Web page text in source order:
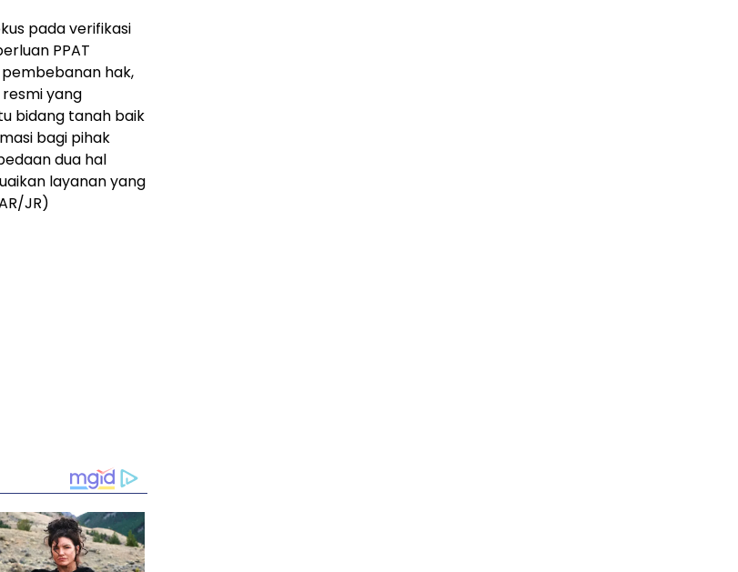
pada verifikasi
PPAT
hak,
yang
bidang tanah baik
bagi pihak
dua hal
layanan yang
JR)